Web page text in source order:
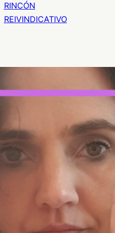
RINCÓN
REIVINDICATIVO